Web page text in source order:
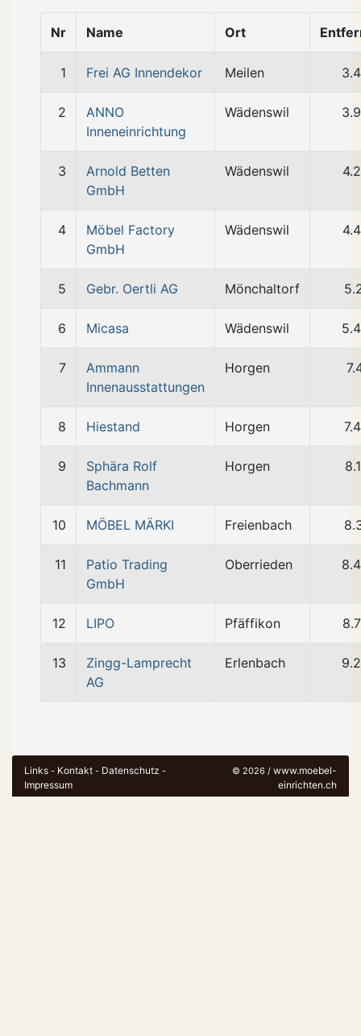
Nr Name Ort
1 Frei AG Innendekor Meilen
2
ANNO
Inneneinrichtung
Wädenswil
3
Arnold Betten
GmbH
Wädenswil
4
Möbel Factory
GmbH
Wädenswil
5 Gebr. Oertli AG Mönchaltorf
6 Micasa Wädenswil
7
Ammann
Innenausstattungen
Horgen
8 Hiestand Horgen
9
Sphära Rolf
Bachmann
Horgen
10 MÖBEL MÄRKI Freienbach
11
Patio Trading
GmbH
Oberrieden
12 LIPO Pfäffikon
13
Zingg-Lamprecht
AG
Erlenbach
Links - Kontakt - Datenschutz -
Impressum
© 2026 / www.moebel-
einrichten.ch